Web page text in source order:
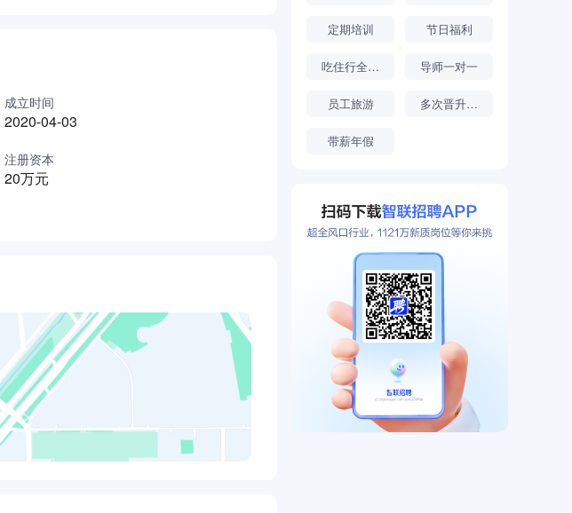
成立时间
2020-04-03
注册资本
20万元
定期培训 节日福利
吃住行全解决 导师一对一
员工旅游 多次晋升机会
带薪年假